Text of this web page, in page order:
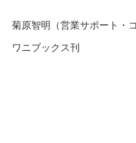
菊原智明（営業サポート・
ワニブックス刊